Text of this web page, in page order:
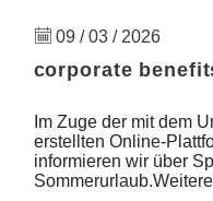
09 / 03 / 2026
corporate
Im Zuge der mit dem
erstellten Online-
informieren wir über